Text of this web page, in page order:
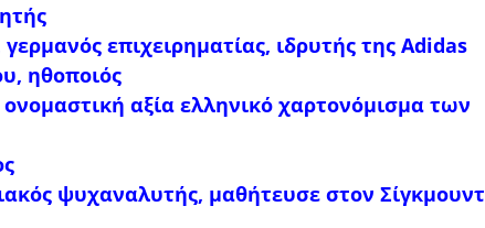
επιχειρηματίας, ιδρυτής της Adidas
ηθοποιός
αξία ελληνικό χαρτονόμισμα των
ψυχαναλυτής, μαθήτευσε στον Σίγκμουντ